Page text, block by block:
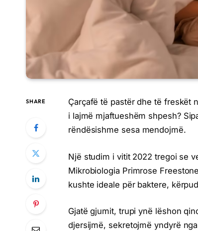
SHARE
Çarçafë të pastër dhe të freskët
i lajmë mjaftueshëm shpesh?
rëndësishme sesa mendojmë.
Një studim i vitit 2022 tregoi se
Mikrobiologia Primrose
kushte ideale për baktere,
Gjatë gjumit, trupi ynë lëshon
djersijmë, sekretojmë yndyrë